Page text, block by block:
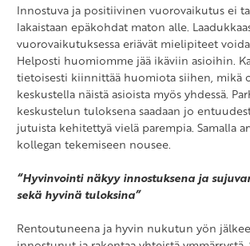
Innostuva ja positiivinen vuorovaikutus ei
lakaistaan epäkohdat maton alle.
vuorovaikutuksessa eriävät mielipiteet
Helposti huomiomme jää ikäviin asioihin.
tietoisesti kiinnittää huomiota siihen, mikä
keskustella näistä asioista myös yhdessä.
keskustelun tuloksena saadaan jo
jutuista kehitettyä vielä parempia. Samalla
kollegan tekemiseen nousee.
“Hyvinvointi näkyy innostuksena ja
sekä hyvinä tuloksina”
Rentoutuneena ja hyvin nukutun yön